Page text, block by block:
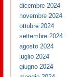
dicembre 2024
novembre 2024
ottobre 2024
settembre 2024
agosto 2024
luglio 2024
giugno 2024